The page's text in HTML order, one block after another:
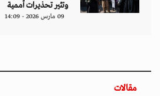
وتثير تحذيرات أممية
09 مارس 2026 - 14:09
مقالات